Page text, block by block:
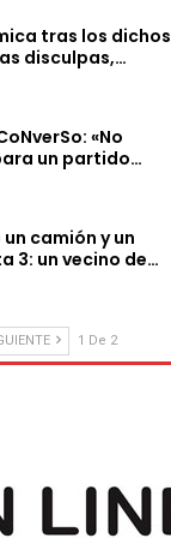
tras los dichos
disculpas,…
«No
un partido…
camión y un
3: un vecino de…
1 De 2